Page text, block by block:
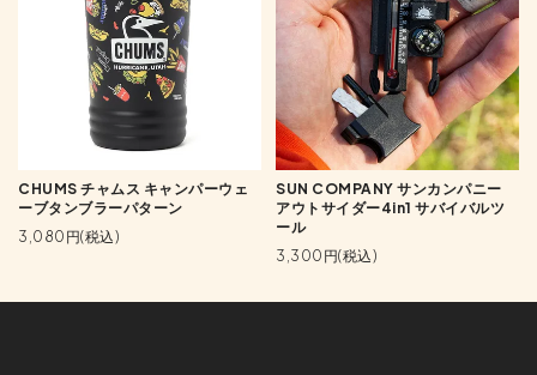
CHUMS チャムス キャンパーウェ
ーブタンブラーパターン
3,080円(税込)
SUN COMPANY サンカンパニー
アウトサイダー4in1 サバイバルツ
ール
3,300円(税込)